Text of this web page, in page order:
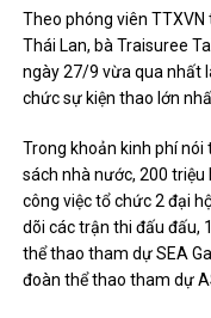
Theo phóng viên
Thái Lan, bà Traisuree
ngày 27/9 vừa qua nhất
chức sự kiện thao lớn
Trong khoản kinh phí
sách nhà nước, 200
công việc tổ chức 2 đại
dõi các trận thi đấu đấu,
thể thao tham dự SEA
đoàn thể thao tham dự